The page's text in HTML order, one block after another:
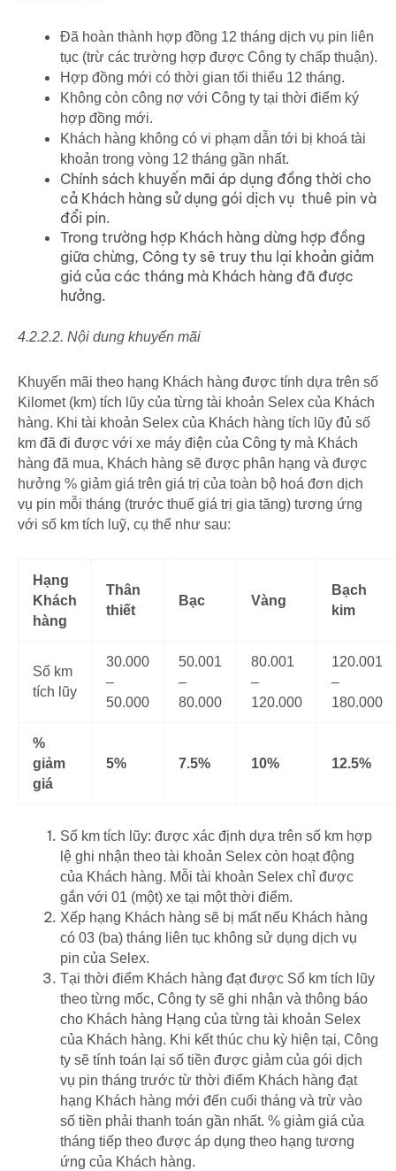
Đã hoàn thành hợp đồng 12 tháng dịch vụ pin liên
tục (trừ các trường hợp được Công ty chấp thuận).
Hợp đồng mới có thời gian tối thiểu 12 tháng.
Không còn công nợ với Công ty tại thời điểm ký
hợp đồng mới.
Khách hàng không có vi phạm dẫn tới bị khoá tài
khoản trong vòng 12 tháng gần nhất.
Chính sách khuyến mãi áp dụng đồng thời cho
cả Khách hàng sử dụng gói dịch vụ thuê pin và
đổi pin.
Trong trường hợp Khách hàng dừng hợp đồng
giữa chừng, Công ty sẽ truy thu lại khoản giảm
giá của các tháng mà Khách hàng đã được
hưởng.
4.2.2.2. Nội dung khuyến mãi
Khuyến mãi theo hạng Khách hàng được tính dựa trên số
Kilomet (km) tích lũy của từng tài khoản Selex của Khách
hàng. Khi tài khoản Selex của Khách hàng tích lũy đủ số
km đã đi được với xe máy điện của Công ty mà Khách
hàng đã mua, Khách hàng sẽ được phân hạng và được
hưởng % giảm giá trên giá trị của toàn bộ hoá đơn dịch
vụ pin mỗi tháng (trước thuế giá trị gia tăng) tương ứng
với số km tích luỹ, cụ thể như sau:
Hạng
Khách
hàng
Thân
thiết
Bạc Vàng
Bạch
kim
Số km
tích lũy
30.000
–
50.000
50.001
–
80.000
80.001
–
120.000
120.001
–
180.000
%
giảm
giá
5% 7.5% 10% 12.5%
Số km tích lũy: được xác định dựa trên số km hợp
lệ ghi nhận theo tài khoản Selex còn hoạt động
của Khách hàng. Mỗi tài khoản Selex chỉ được
gắn với 01 (một) xe tại một thời điểm.
Xếp hạng Khách hàng sẽ bị mất nếu Khách hàng
có 03 (ba) tháng liên tục không sử dụng dịch vụ
pin của Selex.
Tại thời điểm Khách hàng đạt được Số km tích lũy
theo từng mốc, Công ty sẽ ghi nhận và thông báo
cho Khách hàng Hạng của từng tài khoản Selex
của Khách hàng. Khi kết thúc chu kỳ hiện tại, Công
ty sẽ tính toán lại số tiền được giảm của gói dịch
vụ pin tháng trước từ thời điểm Khách hàng đạt
hạng Khách hàng mới đến cuối tháng và trừ vào
số tiền phải thanh toán gần nhất. % giảm giá của
tháng tiếp theo được áp dụng theo hạng tương
ứng của Khách hàng.